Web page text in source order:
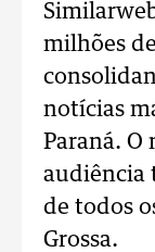
milhões
notícias
Paraná. O
audiência
de todos
Grossa.